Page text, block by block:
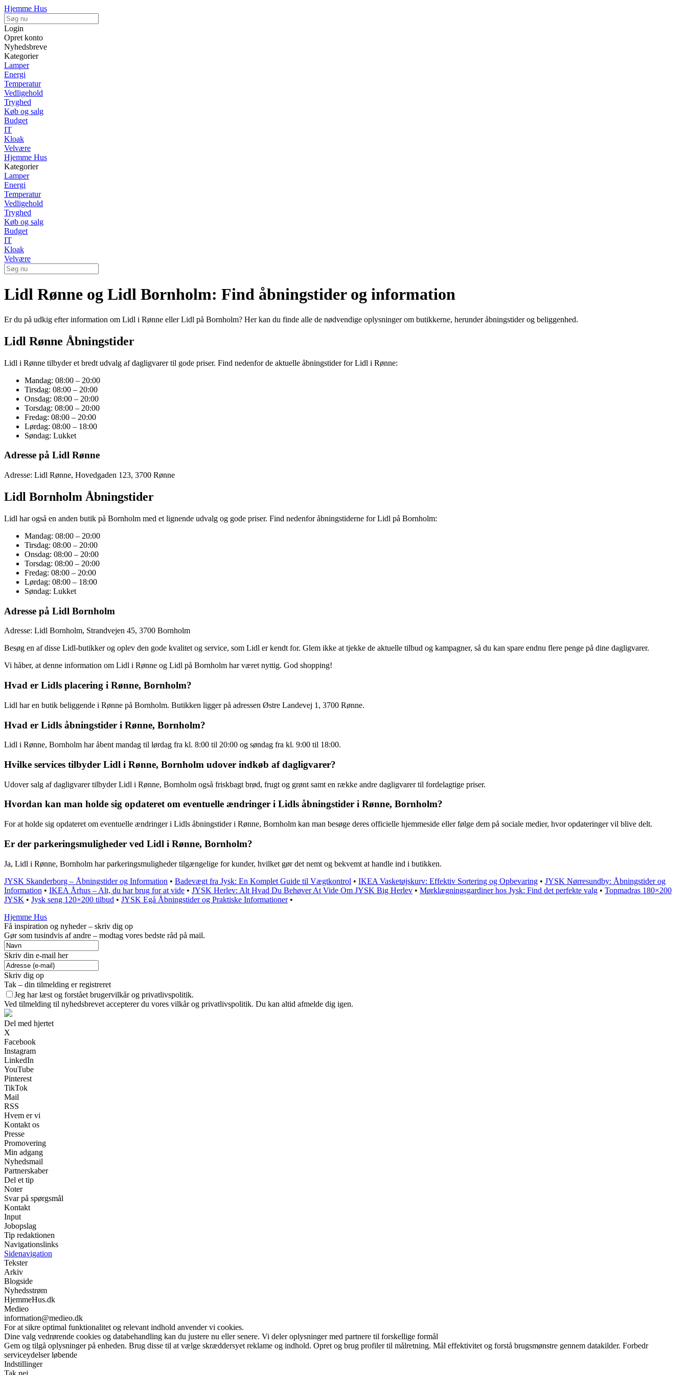
Hjemme Hus
Login
Opret konto
Nyhedsbreve
Kategorier
Lamper
Energi
Temperatur
Vedligehold
Tryghed
Køb og salg
Budget
IT
Kloak
Velvære
Hjemme Hus
Kategorier
Lamper
Energi
Temperatur
Vedligehold
Tryghed
Køb og salg
Budget
IT
Kloak
Velvære
Lidl Rønne og Lidl Bornholm: Find åbningstider og information
Er du på udkig efter information om Lidl i Rønne eller Lidl på Bornholm? Her kan du finde alle de nødvendige oplysninger om butikkerne, herunder åbningstider og beliggenhed.
Lidl Rønne Åbningstider
Lidl i Rønne tilbyder et bredt udvalg af dagligvarer til gode priser. Find nedenfor de aktuelle åbningstider for Lidl i Rønne:
Mandag: 08:00 – 20:00
Tirsdag: 08:00 – 20:00
Onsdag: 08:00 – 20:00
Torsdag: 08:00 – 20:00
Fredag: 08:00 – 20:00
Lørdag: 08:00 – 18:00
Søndag: Lukket
Adresse på Lidl Rønne
Adresse: Lidl Rønne, Hovedgaden 123, 3700 Rønne
Lidl Bornholm Åbningstider
Lidl har også en anden butik på Bornholm med et lignende udvalg og gode priser. Find nedenfor åbningstiderne for Lidl på Bornholm:
Mandag: 08:00 – 20:00
Tirsdag: 08:00 – 20:00
Onsdag: 08:00 – 20:00
Torsdag: 08:00 – 20:00
Fredag: 08:00 – 20:00
Lørdag: 08:00 – 18:00
Søndag: Lukket
Adresse på Lidl Bornholm
Adresse: Lidl Bornholm, Strandvejen 45, 3700 Bornholm
Besøg en af ​​disse Lidl-butikker og oplev den gode kvalitet og service, som Lidl er kendt for. Glem ikke at tjekke de aktuelle tilbud og kampagner, så du kan spare endnu flere penge på dine dagligvarer.
Vi håber, at denne information om Lidl i Rønne og Lidl på Bornholm har været nyttig. God shopping!
Hvad er Lidls placering i Rønne, Bornholm?
Lidl har en butik beliggende i Rønne på Bornholm. Butikken ligger på adressen Østre Landevej 1, 3700 Rønne.
Hvad er Lidls åbningstider i Rønne, Bornholm?
Lidl i Rønne, Bornholm har åbent mandag til lørdag fra kl. 8:00 til 20:00 og søndag fra kl. 9:00 til 18:00.
Hvilke services tilbyder Lidl i Rønne, Bornholm udover indkøb af dagligvarer?
Udover salg af dagligvarer tilbyder Lidl i Rønne, Bornholm også friskbagt brød, frugt og grønt samt en række andre dagligvarer til fordelagtige priser.
Hvordan kan man holde sig opdateret om eventuelle ændringer i Lidls åbningstider i Rønne, Bornholm?
For at holde sig opdateret om eventuelle ændringer i Lidls åbningstider i Rønne, Bornholm kan man besøge deres officielle hjemmeside eller følge dem på sociale medier, hvor opdateringer vil blive delt.
Er der parkeringsmuligheder ved Lidl i Rønne, Bornholm?
Ja, Lidl i Rønne, Bornholm har parkeringsmuligheder tilgængelige for kunder, hvilket gør det nemt og bekvemt at handle ind i butikken.
JYSK Skanderborg – Åbningstider og Information • Badevægt fra Jysk: En Komplet Guide til Vægtkontrol • IKEA Vasketøjskurv: Effektiv Sortering og Opbevaring • JYSK Nørresundby: Åbningstider og
Information • IKEA Århus – Alt, du har brug for at vide • JYSK Herlev: Alt Hvad Du Behøver At Vide Om JYSK Big Herlev • Mørklægningsgardiner hos Jysk: Find det perfekte valg • Topmadras 180×200
JYSK • Jysk seng 120×200 tilbud • JYSK Egå Åbningstider og Praktiske Informationer•
Hjemme Hus
Få inspiration og nyheder – skriv dig op
Gør som tusindvis af andre – modtag vores bedste råd på mail.
Skriv din e-mail her
Skriv dig op
Tak – din tilmelding er registreret
Jeg har læst og forstået brugervilkår og privatlivspolitik.
Ved tilmelding til nyhedsbrevet accepterer du vores vilkår og privatlivspolitik. Du kan altid afmelde dig igen.
Del med hjertet
X
Facebook
Instagram
LinkedIn
YouTube
Pinterest
TikTok
Mail
RSS
Hvem er vi
Kontakt os
Presse
Promovering
Min adgang
Nyhedsmail
Partnerskaber
Del et tip
Noter
Svar på spørgsmål
Kontakt
Input
Jobopslag
Tip redaktionen
Navigationslinks
Sidenavigation
Tekster
Arkiv
Blogside
Nyhedsstrøm
HjemmeHus.dk
Medieo
information@medieo.dk
For at sikre optimal funktionalitet og relevant indhold anvender vi cookies.
Dine valg vedrørende cookies og databehandling kan du justere nu eller senere. Vi deler oplysninger med partnere til forskellige formål
Gem og tilgå oplysninger på enheden. Brug disse til at vælge skræddersyet reklame og indhold. Opret og brug profiler til målretning. Mål effektivitet og forstå brugsmønstre gennem datakilder. Forbedr
serviceydelser løbende
Indstillinger
Tak nej